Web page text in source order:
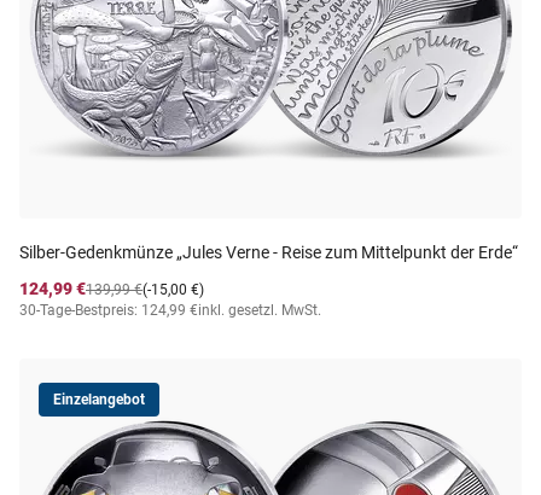
Silber-Gedenkmünze „Jules Verne - Reise zum Mittelpunkt der Erde“
124,99 €
(-15,00 €)
139,99 €
30-Tage-Bestpreis: 124,99 €inkl. gesetzl. MwSt.
Einzelangebot